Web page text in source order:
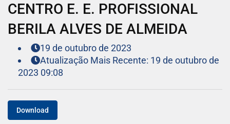
CENTRO E. E. PROFISSIONAL
BERILA ALVES DE ALMEIDA
19 de outubro de 2023
Atualização Mais Recente: 19 de outubro de
2023 09:08
Download